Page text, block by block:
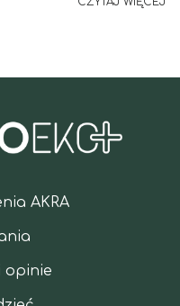
AKRA
opinie